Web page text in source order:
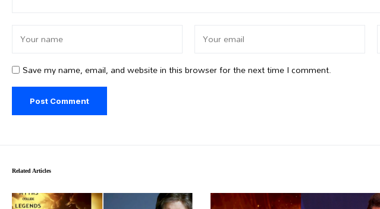
Save my name, email, and website in this browser for the next time I comment.
Related Articles